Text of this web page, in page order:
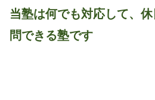
当塾は何でも対応して、
問できる塾です